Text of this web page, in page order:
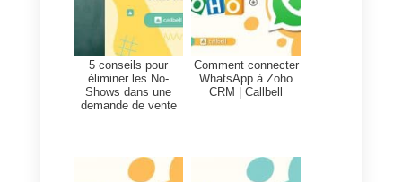
choisir d’utiliser leintégration
officielle de Callbell avec Zapier
L’un des principaux avantages
simplicité et sa rapidité